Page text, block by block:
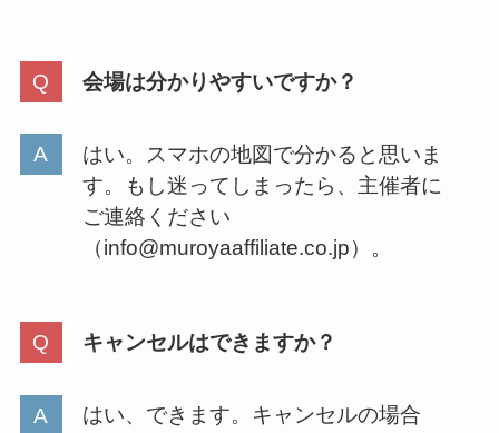
会場は分かりやすいですか？
はい。スマホの地図で分かると思いま
す。もし迷ってしまったら、主催者に
ご連絡ください
（info@muroyaaffiliate.co.jp）。
キャンセルはできますか？
はい、できます。キャンセルの場合